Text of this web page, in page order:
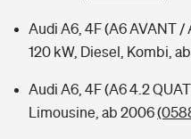
Audi A6, 4F (A6 AVANT /
120 kW, Diesel, Kombi,
Audi A6, 4F (A6 4.2
Limousine, ab 2006